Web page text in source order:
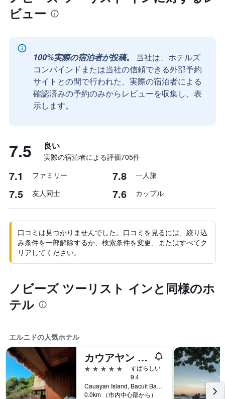
ビュー
100%実際の宿泊者が投稿。
当社は、ホテルズ
コンバインドまたは当社の信頼できる外部予約
サイトとの間で行われた、実際の宿泊者による
確認済みの予約のみからレビューを収集し、表
示します。
7.5 良い
実際の宿泊者による評価705​件
7.1 ファミリー 7.8 一人旅
7.5 友人同士 7.6 カップル
口コミは見つかりませんでした。口コミを見るには、絞り込
み条件を一部解除するか、検索条件を変更、またはすべてク
リアしてください。
ノビーズ ツーリスト インと同様のホ
テル
エルニドの人気ホテル
カウアヤン ブティック プライベート アイランド
5つ星
すばらしい
9.4
Cauayan Island, Bacuit Bay, エルニド, フィリピン
0.0km （市内中心部から）